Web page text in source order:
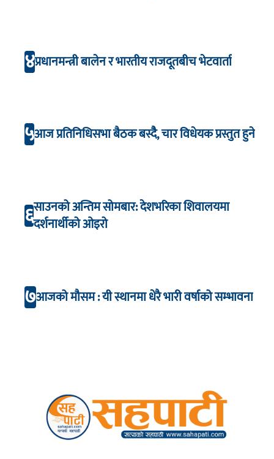
४प्रधानमन्त्री बालेन र भारतीय राजदूतबीच भेटवार्ता
५आज प्रतिनिधिसभा बैठक बस्दैै, चार विधेयक प्रस्तुत हुने
६साउनको अन्तिम सोमबार: देशभरिका शिवालयमा
दर्शनार्थीको ओइरो
७आजको मौसम : यी स्थानमा धेरै भारी वर्षाको सम्भावना